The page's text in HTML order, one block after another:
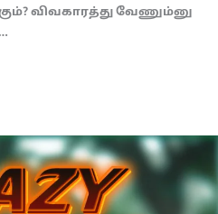
விவகாரத்து வேணும்னு